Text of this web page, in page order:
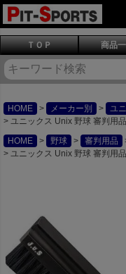
ＴＯＰ 商品
HOME メーカー別
ユ
ユニックス Unix 野球 審判用
HOME
野球 審判用品
ユニックス Unix 野球 審判用